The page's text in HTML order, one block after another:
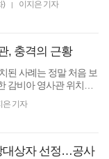
논란에 휩싸였던 ...
) 이지은 기자
, 충격의 근황
된 사례는 정말 처음 보
은 기자
대상자 선정…공사